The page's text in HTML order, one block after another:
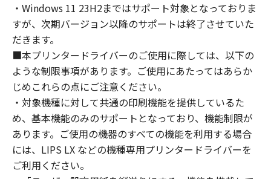
ェア」を使用させることができますが、かかる
コンピューターの使用者に本契約書上の義務お
よび条件を遵守させるとともに、その履行に関
し全責任を負うことを条件とします。
(2) お客様は、上記(1)に基づいて「本ソフトウ
ェア」を使用するためのバックアップとして、
「本ソフトウェア」を１部、複製することがで
きます。
(3) 上記(1)および(2)に定める場合を除き、キヤ
ノンまたはキヤノンのライセンサーのいかなる
知的財産権も、明示たると黙示たるとを問わ
ず、本契約書によってお客様に譲渡あるいは許
・Windows 11 23H2まではサポート対象となっておりま
すが、次期バージョン以降のサポートは終了させていた
だきます。
■本プリンタードライバーのご使用に際しては、以下の
ような制限事項があります。ご使用にあたってはあらか
じめこれらの点にご注意ください。
・対象機種に対して共通の印刷機能を提供しているた
め、基本機能のみのサポートとなっており、機能制限が
あります。ご使用の機器のすべての機能を利用する場合
には、LIPS LX などの機種専用プリンタードライバーを
ご利用ください。